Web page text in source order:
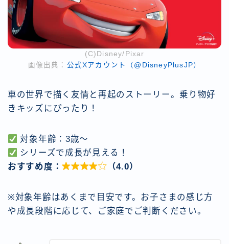
(C)Disney/Pixar
画像出典： 公式Xアカウント（@DisneyPlusJP）
車の世界で描く友情と再起のストーリー。乗り物好
きキッズにぴったり！
対象年齢：3歳〜
シリーズで成長が見える！
おすすめ度： （4.0）
※対象年齢はあくまで目安です。お子さまの感じ方
や成長段階に応じて、ご家庭でご判断ください。